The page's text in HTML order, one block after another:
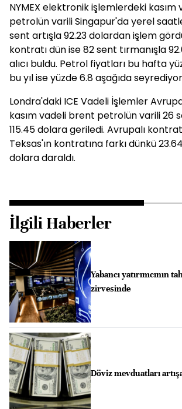
NYMEX elektronik işlemlerdeki kasım
petrolün varili Singapur'da yerel
sent artışla 92.23 dolardan işlem
kontratı dün ise 82 sent tırmanışla
alıcı buldu. Petrol fiyatları bu hafta
bu yıl ise yüzde 6.8 aşağıda
Londra'daki ICE Vadeli İşlemler
kasım vadeli brent petrolün varili 26
115.45 dolara geriledi. Avrupalı
Teksas'ın kontratına farkı dünkü
dolara daraldı.
İlgili Haberler
Yabancı yatırımcının
zirvesinde
Döviz mevduatları